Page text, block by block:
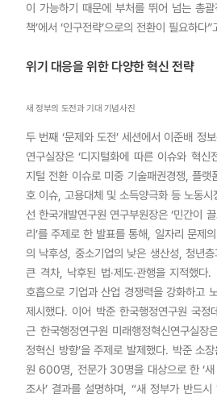
이 가능하기 때문에 부처를 뛰어 넘는 총괄
책’에서 ‘인구전략’으로의 전환이 필요하다”
위기 대응을 위한 다양한 혁신 전략
새 정부의 도전과 기대 기념사진
두 번째 ‘문제와 도전’ 세션에서 이준배 정
연구실장은 ‘디지털화에 따른 이슈와 혁신
지털 전환 이슈로 미중 기술패권경쟁, 플
호 이슈, 고용대체 및 소득양극화 등 노동
선 한국개발연구원 연구부원장은 ‘민간이
리’를 주제로 한 발표를 통해, 일자리 문제
의 낙후성, 중소기업의 낮은 생산성, 청년
큰 격차, 낙후된 법·제도·관행을 지적했다
호흡으로 기업과 산업 경쟁력을 강화하고
제시했다. 이어 박준 한국행정연구원 국정
근 한국행정연구원 미래행정혁신연구실장
정혁신 방향’을 주제로 발제했다. 박준 소
원 600명, 전문가 30명을 대상으로 한 ‘새
조사’ 결과를 설명하며, “새 정부가 반드